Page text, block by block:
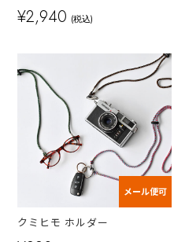
¥2,940 (税込)
メール便可
クミヒモ ホルダー